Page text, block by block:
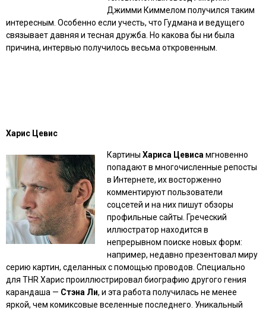
Джимми Киммелом получился таким
интересным. Особенно если учесть, что Гудмана и ведущего
связывает давняя и тесная дружба. Но какова бы ни была
причина, интервью получилось весьма откровенным.
Харис Цевис
Картины Хариса Цевиса мгновенно
попадают в многочисленные репосты
в Интернете, их восторженно
комментируют пользователи
соцсетей и на них пишут обзоры
профильные сайты. Греческий
иллюстратор находится в
непрерывном поиске новых форм:
например, недавно презентовал миру
серию картин, сделанных с помощью проводов. Специально
для THR Харис проиллюстрировал биографию другого гения
карандаша — Стэна Ли, и эта работа получилась не менее
яркой, чем комиксовые вселенные последнего. Уникальный